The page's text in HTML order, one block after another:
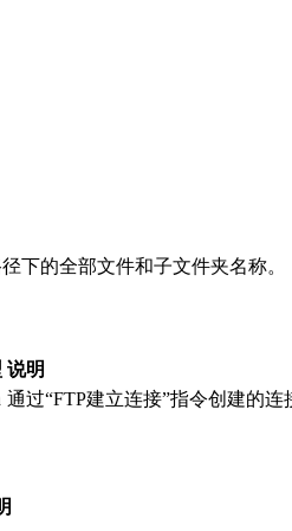
下的全部文件和子文件夹名称。
说明
通过“FTP建立连接”指令创建的连